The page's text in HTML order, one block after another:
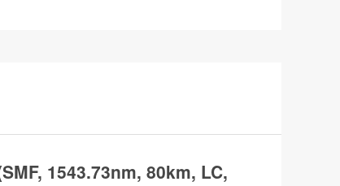
1543.73nm, 80km, LC,